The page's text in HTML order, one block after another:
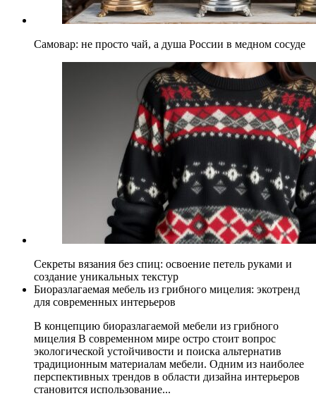
Самовар: не просто чай, а душа России в медном сосуде
Секреты вязания без спиц: освоение петель руками и
создание уникальных текстур
Биоразлагаемая мебель из грибного мицелия: экотренд
для современных интерьеров
В концепцию биоразлагаемой мебели из грибного
мицелия В современном мире остро стоит вопрос
экологической устойчивости и поиска альтернатив
традиционным материалам мебели. Одним из наиболее
перспективных трендов в области дизайна интерьеров
становится использование...